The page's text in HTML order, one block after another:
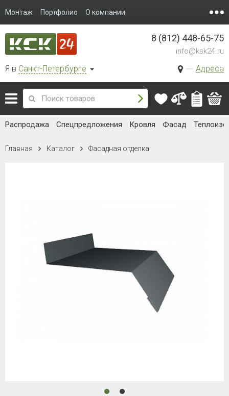
Монтаж Портфолио О компании
Я в Санкт-Петербурге Адреса
8 (812) 448-65-75
info@ksk24.ru
Распродажа Спецпредложения Кровля Фасад
Главная Каталог Фасадная отделка